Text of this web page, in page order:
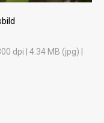
dpi | 4.34 MB (jpg) |